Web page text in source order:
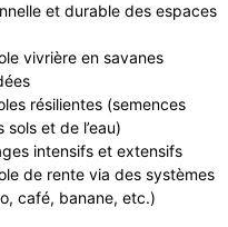
et durable des espaces
vivrière en savanes
résilientes (semences
et de l’eau)
intensifs et extensifs
de rente via des systèmes
café, banane, etc.)